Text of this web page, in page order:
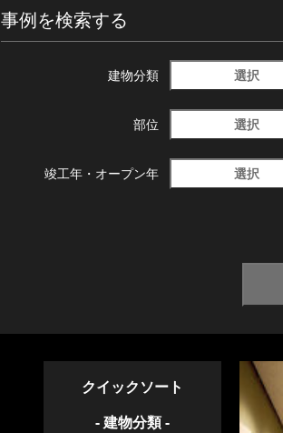
事例を検索する
建物分類 選択
部位 選択
竣工年・ オープン年 選択
クイックソート
- 建物分類 -